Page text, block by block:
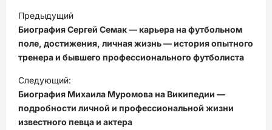
Н
а
в
и
г
а
ц
Предыдущий
Биография Сергей Семак — карьера на футбольном
поле, достижения, личная жизнь — история опытного
тренера и бывшего профессионального футболиста
Следующий:
Биография Михаила Муромова на Википедии —
подробности личной и профессиональной жизни
известного певца и актера